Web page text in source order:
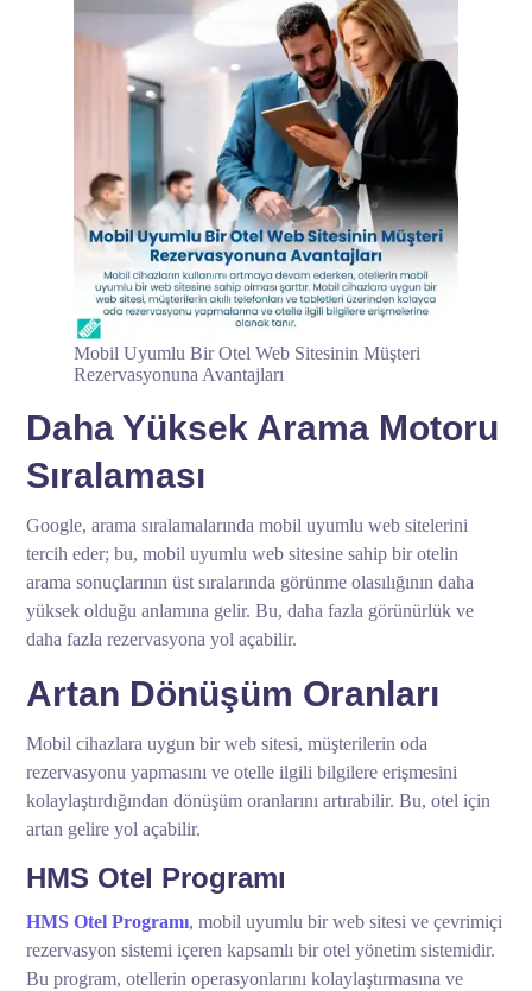
Mobil Uyumlu Bir Otel Web Sitesinin Müşteri
Rezervasyonuna Avantajları
Daha Yüksek Arama Motoru
Sıralaması
Google, arama sıralamalarında mobil uyumlu web sitelerini
tercih eder; bu, mobil uyumlu web sitesine sahip bir otelin
arama sonuçlarının üst sıralarında görünme olasılığının daha
yüksek olduğu anlamına gelir. Bu, daha fazla görünürlük ve
daha fazla rezervasyona yol açabilir.
Artan Dönüşüm Oranları
Mobil cihazlara uygun bir web sitesi, müşterilerin oda
rezervasyonu yapmasını ve otelle ilgili bilgilere erişmesini
kolaylaştırdığından dönüşüm oranlarını artırabilir. Bu, otel için
artan gelire yol açabilir.
HMS Otel Programı
HMS Otel Programı, mobil uyumlu bir web sitesi ve çevrimiçi
rezervasyon sistemi içeren kapsamlı bir otel yönetim sistemidir.
Bu program, otellerin operasyonlarını kolaylaştırmasına ve